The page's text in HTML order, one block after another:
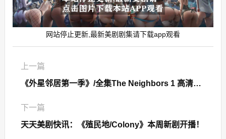
网站停止更新,最新美剧剧集请下载app观看
上一篇
《外星邻居第一季》/全集The Neighbors 1 高清迅雷下载
下一篇
天天美剧快讯：《殖民地/Colony》本周新剧开播！